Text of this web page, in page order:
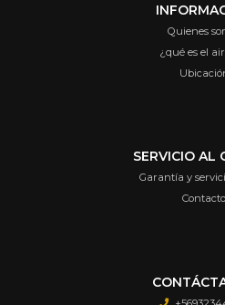
Quienes
¿qué es el
SERVICIO AL
Garantía y
Contacto